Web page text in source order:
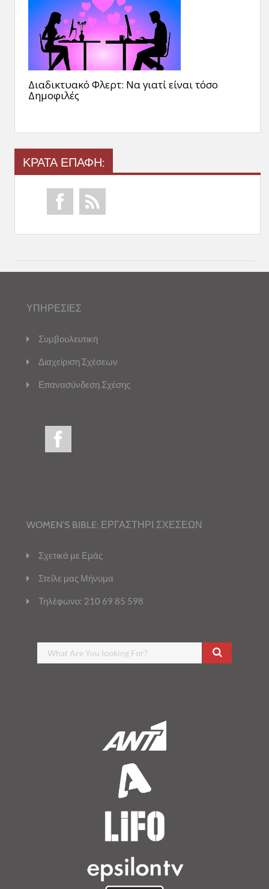
Διαδικτυακό Φλερτ: Να γιατί είναι τόσο
Δημοφιλές
ΚΡΑΤΑ ΕΠΑΦΗ:
ΥΠΗΡΕΣΙΕΣ
Συμβουλευτική
Διαχείριση Σχέσεων
Επανασύνδεση Σχέσης
WOMEN’S BIBLE: ΕΡΓΑΣΤΗΡΙ ΣΧΕΣΕΩΝ
Σχετικά με Εμάς
Στείλε μας Μήνυμα
Τηλέφωνο: 210 69 85 598